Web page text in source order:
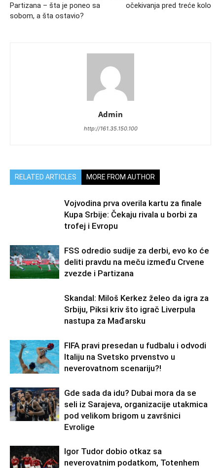
Partizana – šta je poneo sa
sobom, a šta ostavio?
očekivanja pred treće kolo
Admin
http://161.35.150.100
RELATED ARTICLES MORE FROM AUTHOR
Vojvodina prva overila kartu za finale
Kupa Srbije: Čekaju rivala u borbi za
trofej i Evropu
FSS odredio sudije za derbi, evo ko će
deliti pravdu na meču između Crvene
zvezde i Partizana
Skandal: Miloš Kerkez želeo da igra za
Srbiju, Piksi kriv što igrač Liverpula
nastupa za Mađarsku
FIFA pravi presedan u fudbalu i odvodi
Italiju na Svetsko prvenstvo u
neverovatnom scenariju?!
Gde sada da idu? Dubai mora da se
seli iz Sarajeva, organizacije utakmica
pod velikom brigom u završnici
Evrolige
Igor Tudor dobio otkaz sa
neverovatnim podatkom, Totenhem